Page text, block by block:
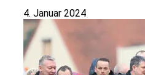
4. Januar 2024